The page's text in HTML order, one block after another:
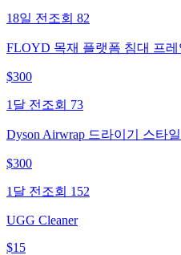
18일 전 조회 82
FLOYD 목재 플랫폼 침대 프
$300
1달 전 조회 73
Dyson Airwrap 드라이기 스타
$300
1달 전 조회 152
UGG Cleaner
$15